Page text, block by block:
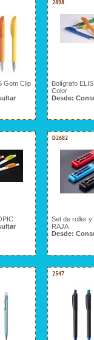
Gom Clip
2898
Bolígrafo
Color
Desde:
D2682
Set de roller y
RAJA
Desde:
2547